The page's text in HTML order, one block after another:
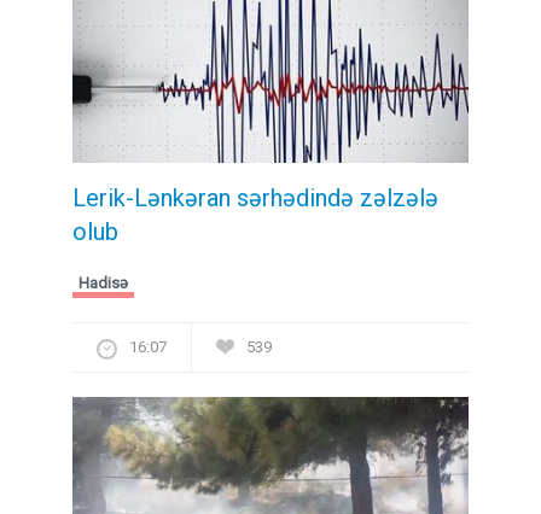
Lerik-Lənkəran sərhədində zəlzələ
olub
Hadisə
16:07 539